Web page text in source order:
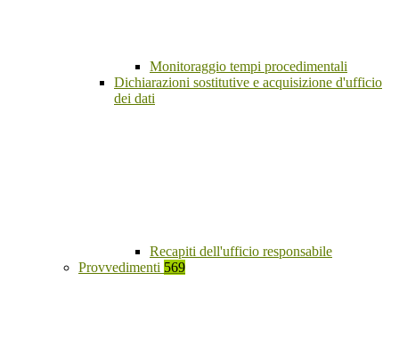
Monitoraggio tempi procedimentali
Dichiarazioni sostitutive e acquisizione d'ufficio
dei dati
Recapiti dell'ufficio responsabile
Provvedimenti 569